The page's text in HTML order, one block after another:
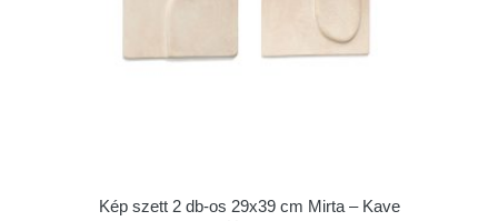
Kép szett 2 db-os 29x39 cm Mirta – Kave